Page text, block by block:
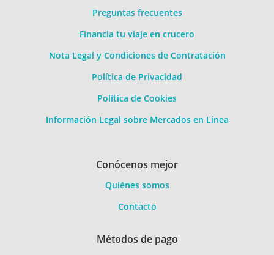
Preguntas frecuentes
Financia tu viaje en crucero
Nota Legal y Condiciones de Contratación
Política de Privacidad
Política de Cookies
Información Legal sobre Mercados en Línea
Conócenos mejor
Quiénes somos
Contacto
Métodos de pago